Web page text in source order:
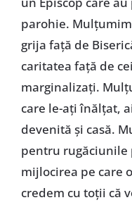
parohie.
grija față de
caritatea față de
marginalizați.
care le-ați înălțat,
devenită și casă.
pentru rugăciunile
mijlocirea pe care
credem cu toții că